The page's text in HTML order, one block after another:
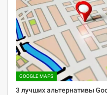
GOOGLE MAPS
3 лучших альтернативы